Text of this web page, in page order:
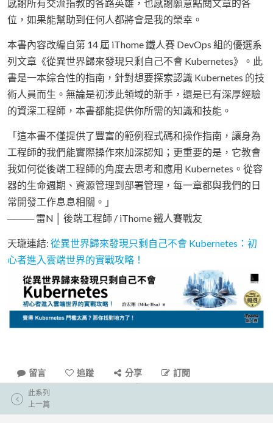
感謝所有交流指教的各路英雄，也感謝願意點閱文章的各
位，如果能幫助到任何人都將會是我的榮幸。
本書內容改編自第 14 屆 iThome 鐵人賽 DevOps 組的優選系
列文章《從異世界歸來發現只剩自己不會 Kubernetes》。此
書是一本綜合性的指南，針對想要探索認識 Kubernetes 的技
術人員而生。無論是初涉此領域的新手，還是已有深厚經驗
的資深工程師，本書都能提供你所需的知識和技能。
「這本書不僅提供了豐富的範例程式碼和操作指南，讓身為
工程師的我們能實際操作來加深認知；更重要的是，它教會
我如何從後端工程師的角度去思考和應用 Kubernetes。從容
器的生命週期、資源管理到部署管理，每一章都與我們的日
常開發工作息息相關。」
──── 雷N │ 後端工程師 / iThome 鐵人賽戰友
天瓏連結: 從異世界歸來發現只剩自己不會 Kubernetes：初
心者進入雲端世界的實戰攻略！
留言 追蹤 分享 訂閱
此系列
上一篇